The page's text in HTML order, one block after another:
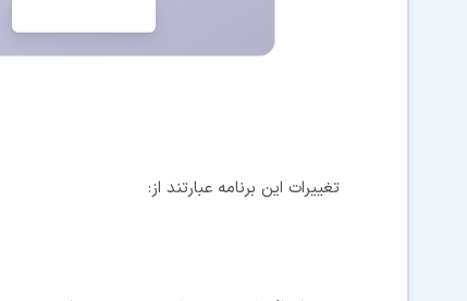
تغییرات این برنامه عبارتند از: